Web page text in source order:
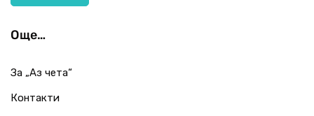
Още…
За „Аз чета“
Контакти